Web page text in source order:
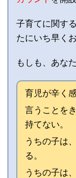
子育てに関す
たにいち早く
もしも、あな
育児が辛く感
言うことを
持てない。
うちの子は
る。
うちの子は